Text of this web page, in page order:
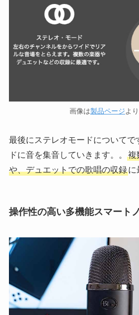
画像は製品ページよ
最後にステレオモードについてで
ドに音を集音していきます。。
複
や、デュエットでの歌唱の収録に
操作性の高い多機能スマート